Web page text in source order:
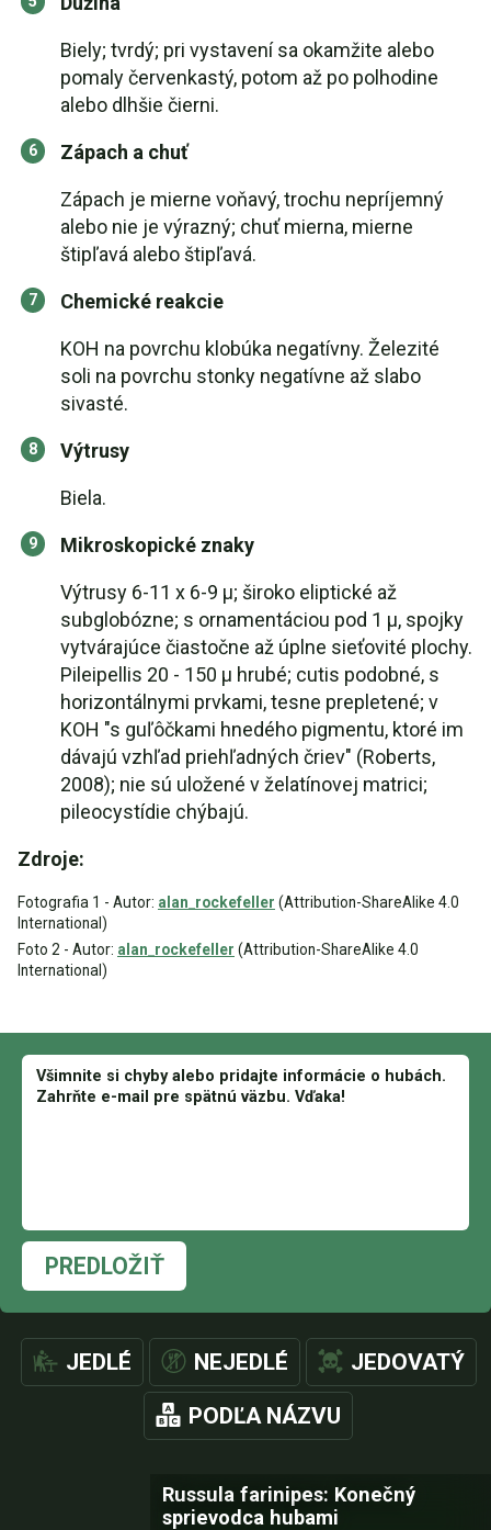
Biely; tvrdý; pri vystavení sa okamžite alebo
pomaly červenkastý, potom až po polhodine
alebo dlhšie čierni.
Zápach a chuť
Zápach je mierne voňavý, trochu nepríjemný
alebo nie je výrazný; chuť mierna, mierne
štipľavá alebo štipľavá.
Chemické reakcie
KOH na povrchu klobúka negatívny. Železité
soli na povrchu stonky negatívne až slabo
sivasté.
Výtrusy
Biela.
Mikroskopické znaky
Výtrusy 6-11 x 6-9 µ; široko eliptické až
subglobózne; s ornamentáciou pod 1 µ, spojky
vytvárajúce čiastočne až úplne sieťovité plochy.
Pileipellis 20 - 150 µ hrubé; cutis podobné, s
horizontálnymi prvkami, tesne prepletené; v
KOH "s guľôčkami hnedého pigmentu, ktoré im
dávajú vzhľad priehľadných čriev" (Roberts,
2008); nie sú uložené v želatínovej matrici;
pileocystídie chýbajú.
Zdroje:
Fotografia 1 - Autor: alan_rockefeller (Attribution-ShareAlike 4.0
International)
Foto 2 - Autor: alan_rockefeller (Attribution-ShareAlike 4.0
International)
PREDLOŽIŤ
JEDLÉ NEJEDLÉ JEDOVATÝ
PODĽA NÁZVU
Russula farinipes: Konečný
sprievodca hubami